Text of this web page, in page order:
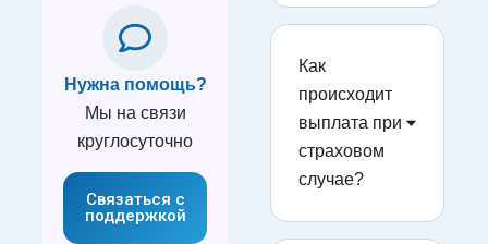
Нужна помощь?
Мы на связи
круглосуточно
Связаться с
поддержкой
Как
происходит
выплата при
страховом
случае?